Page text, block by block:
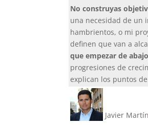
No construyas
una necesidad de un
hambrientos, o mi
definen que van a
que empezar de
progresiones de
explican los puntos
Javier